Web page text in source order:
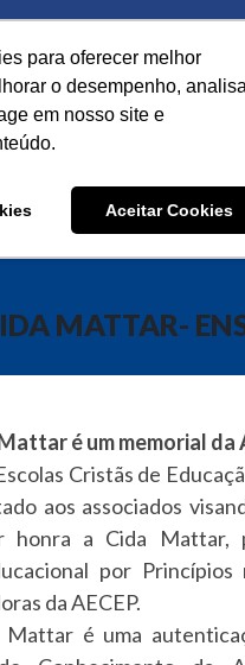
para oferecer melhor
o desempenho,
em nosso site e
Aceitar Cookies
MATTAR-
é um memorial da
Cristãs de
aos associados
honra a Cida Mattar,
por
da AECEP.
Mattar é uma